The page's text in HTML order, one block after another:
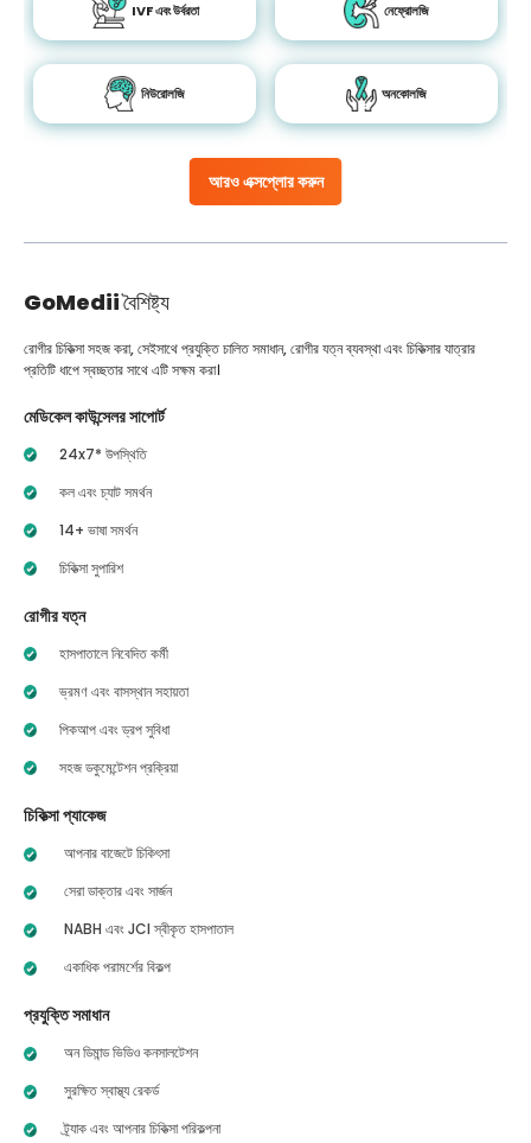
আরও এক্সপ্লোর করুন
IVF এবং উর্বরতা নেফ্রোলজি
নিউরোলজি অনকোলজি
GoMediiবৈশিষ্ট্য
রোগীর চিকিত্সা সহজ করা, সেইসাথে প্রযুক্তি চালিত সমাধান, রোগীর যত্ন ব্যবস্থা এবং চিকিত্সার যাত্রার
প্রতিটি ধাপে স্বচ্ছতার সাথে এটি সক্ষম করা।
মেডিকেল কাউন্সেলর সাপোর্ট
24x7* উপস্থিতি
কল এবং চ্যাট সমর্থন
14+ ভাষা সমর্থন
চিকিত্সা সুপারিশ
রোগীর যত্ন
হাসপাতালে নিবেদিত কর্মী
ভ্রমণ এবং বাসস্থান সহায়তা
পিকআপ এবং ড্রপ সুবিধা
সহজ ডকুমেন্টেশন প্রক্রিয়া
চিকিত্সা প্যাকেজ
আপনার বাজেটে চিকিৎসা
সেরা ডাক্তার এবং সার্জন
NABH এবং JCI স্বীকৃত হাসপাতাল
একাধিক পরামর্শের বিকল্প
প্রযুক্তি সমাধান
অন ডিমান্ড ভিডিও কনসালটেশন
সুরক্ষিত স্বাস্থ্য রেকর্ড
ট্র্যাক এবং আপনার চিকিত্সা পরিকল্পনা